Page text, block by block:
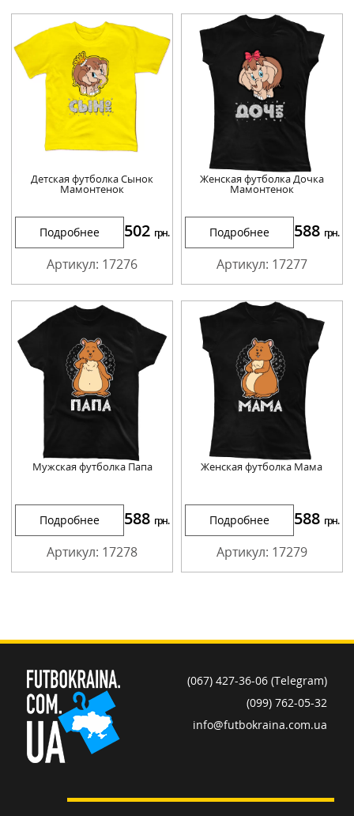
Детская футболка Сынок
Мамонтенок
Подробнее 502 грн.
Артикул: 17276
Женская футболка Дочка
Мамонтенок
Подробнее 588 грн.
Артикул: 17277
Мужская футболка Папа
Подробнее 588 грн.
Артикул: 17278
Женская футболка Мама
Подробнее 588 грн.
Артикул: 17279
(067) 427-36-06 (Telegram)
(099) 762-05-32
info@futbokraina.com.ua